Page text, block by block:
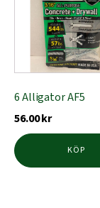
6 Alligator AF5
56.00kr
KÖP